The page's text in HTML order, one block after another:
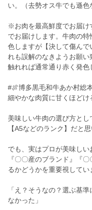
い。（去勢オス牛でも遜色
※お肉を最高鮮度でお届け
でお届けします。牛肉の
色しますが【決して傷ん
れも誤解のなきようお願
触れれば通常通り赤く発色
#🍖博多黒毛和牛あか村総
細やかな肉質に甘くほどけ
美味しい牛肉の選び方とし
【A5などのランク】だと思
でも、実はプロが美味し
『〇〇産のブランド』『
るかどうかを重要視してい
「え？そうなの？選ぶ基
なかった」